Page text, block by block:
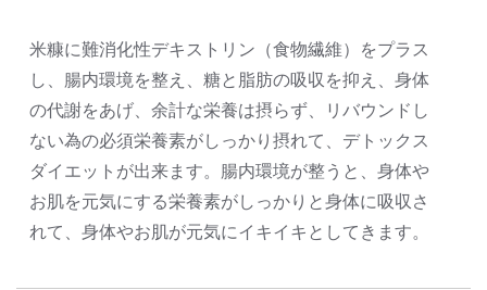
米糠に難消化性デキストリン（食物繊維）をプラス
し、腸内環境を整え、糖と脂肪の吸収を抑え、身体
の代謝をあげ、余計な栄養は摂らず、リバウンドし
ない為の必須栄養素がしっかり摂れて、デトックス
ダイエットが出来ます。腸内環境が整うと、身体や
お肌を元気にする栄養素がしっかりと身体に吸収さ
れて、身体やお肌が元気にイキイキとしてきます。